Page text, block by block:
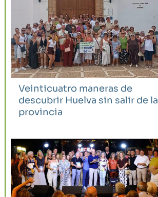
Veinticuatro maneras de
descubrir Huelva sin salir de la
provincia